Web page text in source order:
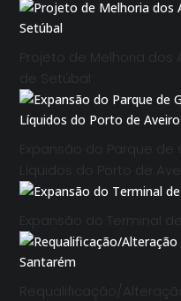
Projeto de Melhoria dos
de Setúbal
Expansão do Parque de
Líquidos do Porto de
Expansão do Terminal
Requalificação/